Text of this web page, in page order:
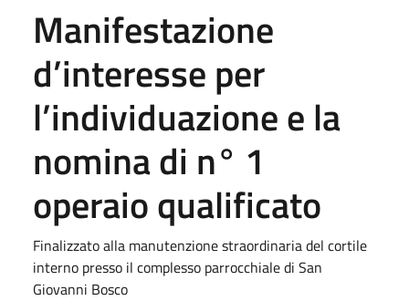
Manifestazione
d’interesse per
l’individuazione e la
nomina di n° 1
operaio qualificato
Finalizzato alla manutenzione straordinaria del cortile
interno presso il complesso parrocchiale di San
Giovanni Bosco